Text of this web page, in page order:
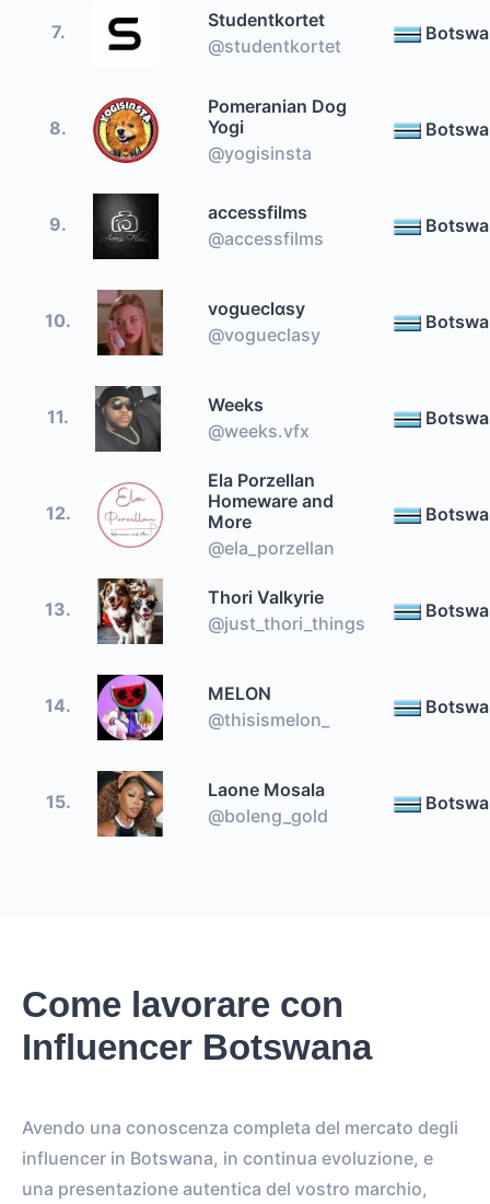
7.
Studentkortet
@studentkortet
8.
Pomeranian Dog
Yogi
@yogisinsta
9.
accessfilms
@accessfilms
10.
vogueclαsy
@vogueclasy
11.
Weeks
@weeks.vfx
12.
Ela Porzellan
Homeware and
More
@ela_porzellan
13.
Thori Valkyrie
@just_thori_things
14.
MELON
@thisismelon_
15.
Laone Mosala
@boleng_gold
Come lavorare con
Influencer Botswana
Avendo una conoscenza completa del mercato degli
influencer in Botswana, in continua evoluzione, e
una presentazione autentica del vostro marchio,